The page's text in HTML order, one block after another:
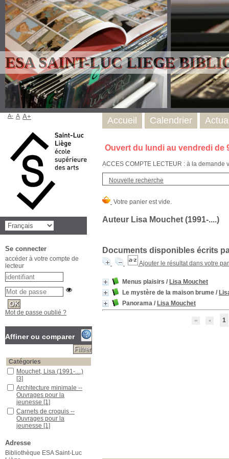
ESA SAINT-LUC LIEGE
Ouvert du lundi au vendredi de
ACCES COMPTE LECTEUR : à la
Nouvelle recherche
Auteur Lisa Mouchet (1991-....)
Documents disponibles écrits
Ajouter le résultat dans votre
Menus plaisirs / Lisa Mouchet
Le mystère de la maison brume /
Panorama / Lisa Mouchet
1
Accueil Calendrier
A- A A+
Se connecter
accéder à votre compte de
lecteur
Mot de passe oublié ?
Affiner ou comparer
Catégories
Mouchet, Lisa (1991-....)
[3]
Architecture minimale --
Ouvrages pour la
jeunesse [1]
Carnets de croquis --
Ouvrages pour la
jeunesse [1]
Ouvrages pour la
jeunesse[1]
Adresse
Bibliothèque ESA Saint-Luc